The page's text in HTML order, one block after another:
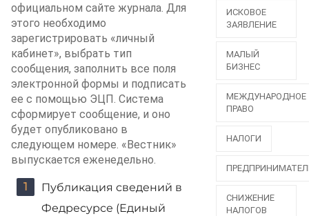
официальном сайте журнала. Для
этого необходимо
зарегистрировать «личный
кабинет», выбрать тип
сообщения, заполнить все поля
электронной формы и подписать
ее с помощью ЭЦП. Система
сформирует сообщение, и оно
будет опубликовано в
следующем номере. «Вестник»
выпускается еженедельно.
Публикация сведений в
Федресурсе (Единый
ИСКОВОЕ
ЗАЯВЛЕНИЕ
МАЛЫЙ
БИЗНЕС
МЕЖДУНАРОДНОЕ
ПРАВО
НАЛОГИ
СНИЖЕНИЕ
НАЛОГОВ